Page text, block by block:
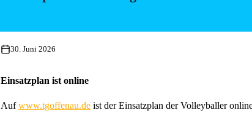
30. Juni 2026
Einsatzplan ist online
Aufwww.tgoffenau.de ist der Einsatzplan der Volleyballer